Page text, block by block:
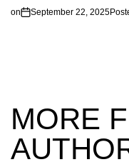
on September 22, 2025
MORE